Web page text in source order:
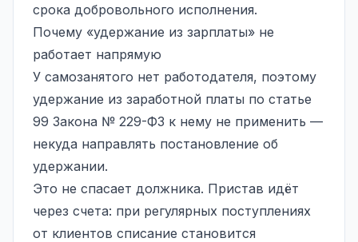
срока добровольного исполнения.
Почему «удержание из зарплаты» не
работает напрямую
У самозанятого нет работодателя, поэтому
удержание из заработной платы по статье
99 Закона № 229-ФЗ к нему не применить —
некуда направлять постановление об
удержании.
Это не спасает должника. Пристав идёт
через счета: при регулярных поступлениях
от клиентов списание становится